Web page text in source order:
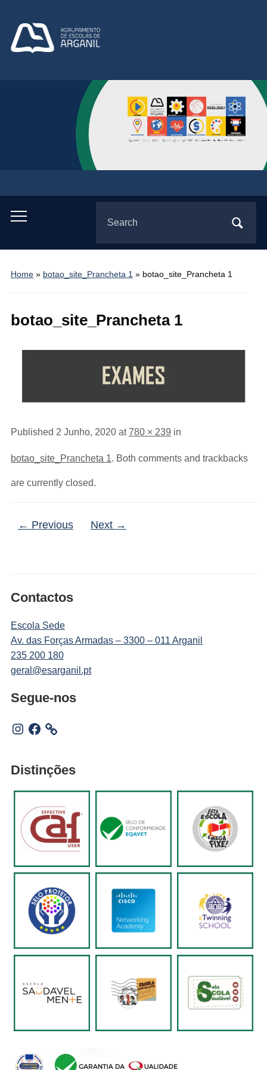
Toggle
menu
for:
Home» botao_site_Prancheta 1 » botao_site_Prancheta 1
botao_site_Prancheta 1
Published 2 Junho, 2020at780 × 239 in
botao_site_Prancheta 1. Both comments and trackbacks
are currently closed.
← Previous Next →
Contactos
Escola Sede
Av. das Forças Armadas – 3300 – 011 Arganil
235 200 180
geral@esarganil.pt
Segue-nos
Instagram
Facebook
Distinções